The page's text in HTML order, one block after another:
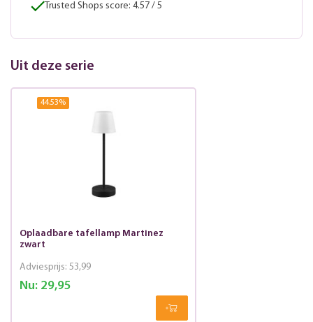
Trusted Shops score: 4.57 / 5
Uit deze serie
44.53%
Oplaadbare tafellamp Martinez
zwart
Nu:29,95
Adviesprijs: 53,99